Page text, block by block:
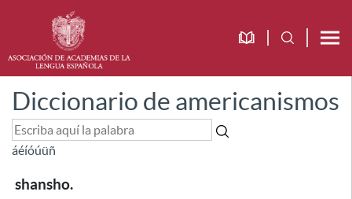
Diccionario de americanismos
áéíóúüñ
shansho.